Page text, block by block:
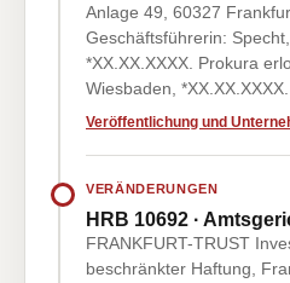
Anlage 49, 60327
Geschäftsführerin:
*XX.XX.XXXX. Prokura
Wiesbaden, *XX.XX.XXXX.
Veröffentlichung und
VERÄNDERUNGEN
HRB 10692 ·
FRANKFURT-TRUST
beschränkter Haftung,